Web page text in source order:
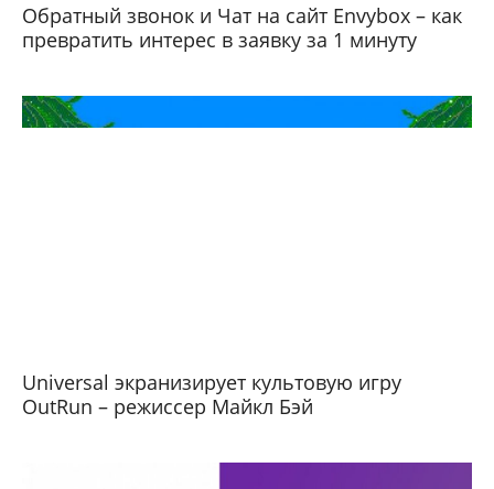
Обратный звонок и Чат на сайт Envybox – как
превратить интерес в заявку за 1 минуту
Universal экранизирует культовую игру
OutRun – режиссер Майкл Бэй